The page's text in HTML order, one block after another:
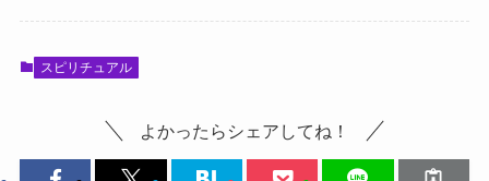
スピリチュアル
よかったらシェアしてね！